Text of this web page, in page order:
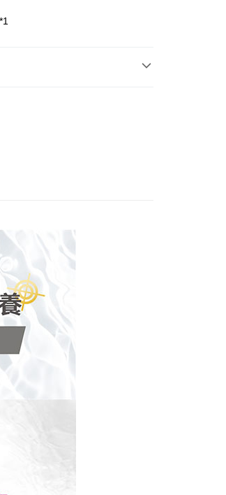
才付款」的支付方式。 讓您購物簡單
款。
付」後，將跳轉至「AFTEE先享後
support/home
供之「AFTEE先享後付」服務完成之
個人資料，並將交易相關給付款項請
。
下網址：
理人或監護人之同意方可使用
辦者引起之損失，本公司不負相關責
依據個別帳號之用戶狀況，依本公司
有額度不足之情形，本公司將視審查
止該用戶之使用額度並採取法律行